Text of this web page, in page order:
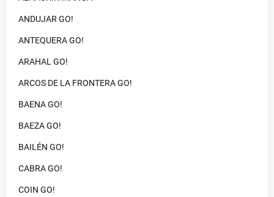
ANDUJAR GO!
ANTEQUERA GO!
ARAHAL GO!
ARCOS DE LA FRONTERA GO!
BAENA GO!
BAEZA GO!
BAILÉN GO!
CABRA GO!
COIN GO!